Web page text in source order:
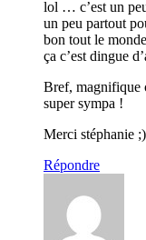
lol … c’est un
un peu partout
bon tout le
ça c’est dingue
Bref, magnifique
super sympa !
Merci stéphanie ;)
Répondre